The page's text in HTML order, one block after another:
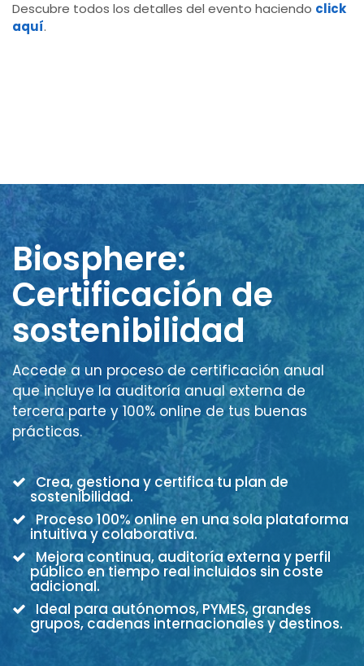
Descubre todos los detalles del evento haciendo click
aquí.
Biosphere:
Certificación de
sostenibilidad
Accede a un proceso de certificación anual
que incluye la auditoría anual externa de
tercera parte y 100% online de tus buenas
prácticas.
Crea, gestiona y certifica tu plan de
sostenibilidad.
Proceso 100% online en una sola plataforma
intuitiva y colaborativa.
Mejora continua, auditoría externa y perfil
público en tiempo real incluidos sin coste
adicional.
Ideal para autónomos, PYMES, grandes
grupos, cadenas internacionales y destinos.